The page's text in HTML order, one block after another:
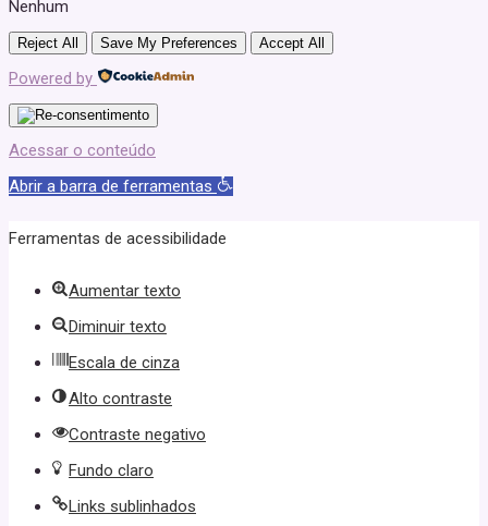
Nenhum
Reject All Save My Preferences Accept All
Powered by
Acessar o conteúdo
Abrir a barra de ferramentas
Ferramentas de acessibilidade
Aumentar texto
Diminuir texto
Escala de cinza
Alto contraste
Contraste negativo
Fundo claro
Links sublinhados